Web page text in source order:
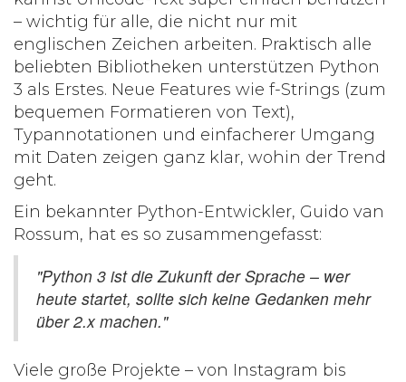
– wichtig für alle, die nicht nur mit
englischen Zeichen arbeiten. Praktisch alle
beliebten Bibliotheken unterstützen Python
3 als Erstes. Neue Features wie f-Strings (zum
bequemen Formatieren von Text),
Typannotationen und einfacherer Umgang
mit Daten zeigen ganz klar, wohin der Trend
geht.
Ein bekannter Python-Entwickler, Guido van
Rossum, hat es so zusammengefasst:
"Python 3 ist die Zukunft der Sprache – wer
heute startet, sollte sich keine Gedanken mehr
über 2.x machen."
Viele große Projekte – von Instagram bis